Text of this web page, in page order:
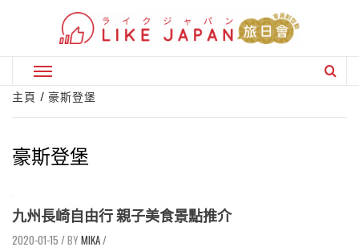
Primary
Menu
主頁 豪斯登堡
豪斯登堡
九州長崎自由行 親子美食景點推介
2020-01-15 / MIKA/